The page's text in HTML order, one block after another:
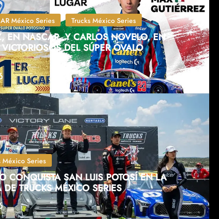
México Series Trucks México Series
EN NASCAR, Y CARLOS NOVELO, EN
DEL SÚPER ÓVALO
México Series
CONQUISTA SAN LUIS POTOSÍ EN LA
TRUCKS MÉXICO SERIES